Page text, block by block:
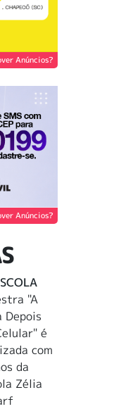
Anúncios?
Anúncios?
"A
Depois
é
com
da
Zélia